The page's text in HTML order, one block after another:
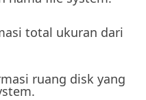
total ukuran dari
ruang disk yang